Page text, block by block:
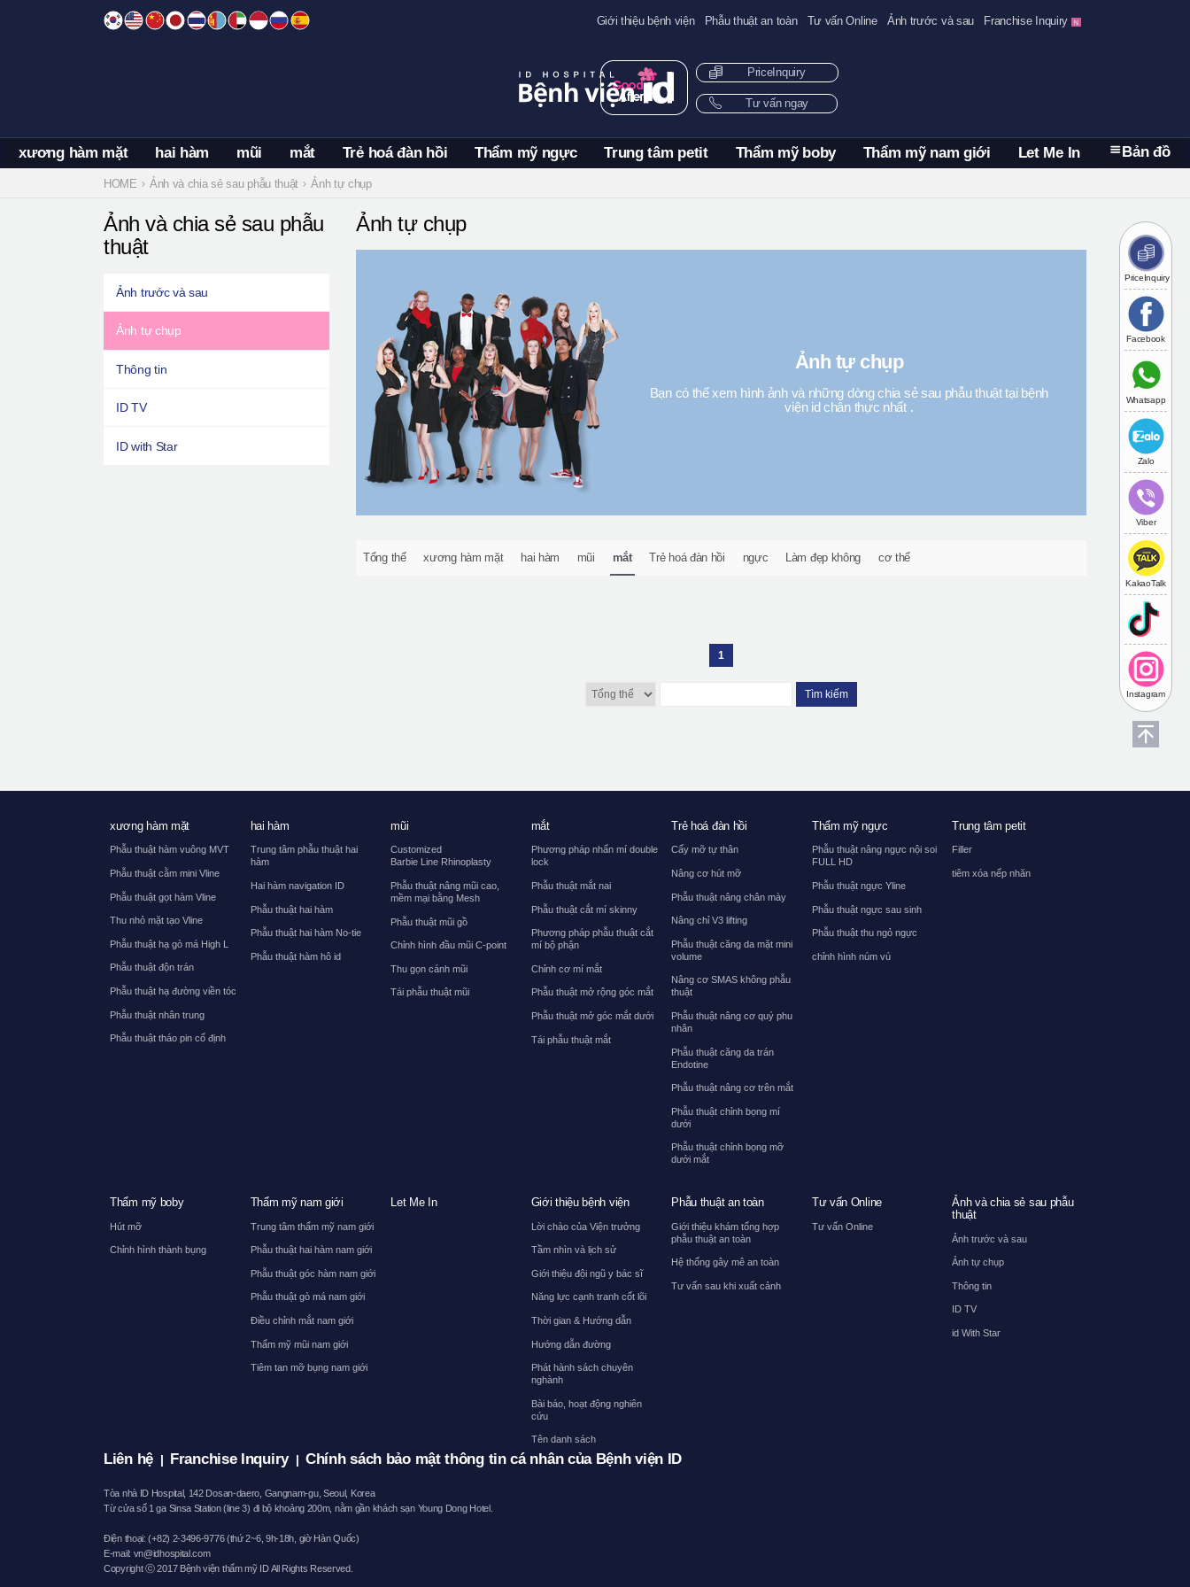
Giới thiệu bệnh viện Phẫu thuật an toàn Tư vấn Online Ảnh trước và sau Franchise Inquiry
xương hàm mặt hai hàm mũi mắt Trẻ hoá đàn hồi Thẩm mỹ ngực Trung tâm petit Thẩm mỹ boby Thẩm mỹ nam giới Let Me In Bản đồ
PriceInquiry
Tư vấn ngay
PriceInquiry
Facebook
Whatsapp
Zalo
Viber
KakaoTalk
Instagram
HOME Ảnh và chia sẻ sau phẫu thuật Ảnh tự chụp
Ảnh tự chụp
Ảnh tự chụp
Bạn có thể xem hình ảnh và những dòng chia sẻ sau phẫu thuật tại bệnh
viện id chân thực nhất .
Tổng thể xương hàm mặt hai hàm mũi mắt Trẻ hoá đàn hồi ngực Làm đẹp không cơ thể
1
Tìm kiếm
Ảnh và chia sẻ sau phẫu
thuật
Ảnh trước và sau
Ảnh tự chụp
Thông tin
ID TV
ID with Star
xương hàm mặt
Phẫu thuật hàm vuông MVT
Phẫu thuật cằm mini Vline
Phẫu thuật gọt hàm Vline
Thu nhỏ mặt tạo Vline
Phẫu thuật hạ gò má High L
Phẫu thuật độn trán
Phẫu thuật hạ đường viền tóc
Phẫu thuật nhân trung
Phẫu thuật tháo pin cố định
hai hàm
Trung tâm phẫu thuật hai
hàm
Hai hàm navigation ID
Phẫu thuật hai hàm
Phẫu thuật hai hàm No-tie
Phẫu thuật hàm hô id
mũi
Customized
Barbie Line Rhinoplasty
Phẫu thuật nâng mũi cao,
mềm mại bằng Mesh
Phẫu thuật mũi gồ
Chỉnh hình đầu mũi C-point
Thu gọn cánh mũi
Tái phẫu thuật mũi
mắt
Phương pháp nhấn mí double
lock
Phẫu thuật mắt nai
Phẫu thuật cắt mí skinny
Phương pháp phẫu thuật cắt
mí bộ phận
Chỉnh cơ mí mắt
Phẫu thuật mở rộng góc mắt
Phẫu thuật mở góc mắt dưới
Tái phẫu thuật mắt
Trẻ hoá đàn hồi
Cấy mỡ tự thân
Nâng cơ hút mỡ
Phẫu thuật nâng chân mày
Nâng chỉ V3 lifting
Phẫu thuật căng da mặt mini
volume
Nâng cơ SMAS không phẫu
thuật
Phẫu thuật nâng cơ quý phu
nhân
Phẫu thuật căng da trán
Endotine
Phẫu thuật nâng cơ trên mắt
Phẫu thuật chỉnh bọng mí
dưới
Phẫu thuật chỉnh bọng mỡ
dưới mắt
Thẩm mỹ ngực
Phẫu thuật nâng ngực nội soi
FULL HD
Phẫu thuật ngực Yline
Phẫu thuật ngực sau sinh
Phẫu thuật thu ngỏ ngực
chỉnh hình núm vú
Trung tâm petit
Filler
tiêm xóa nếp nhăn
Thẩm mỹ boby
Hút mỡ
Chỉnh hình thành bụng
Thẩm mỹ nam giới
Trung tâm thẩm mỹ nam giới
Phẫu thuật hai hàm nam giới
Phẫu thuật góc hàm nam giới
Phẫu thuật gò má nam giới
Điều chỉnh mắt nam giới
Thẩm mỹ mũi nam giới
Tiêm tan mỡ bụng nam giới
Let Me In Giới thiệu bệnh viện
Lời chào của Viện trưởng
Tầm nhìn và lịch sử
Giới thiệu đội ngũ y bác sĩ
Năng lực cạnh tranh cốt lõi
Thời gian & Hướng dẫn
Hướng dẫn đường
Phát hành sách chuyên
nghành
Bài báo, hoạt động nghiên
cứu
Tên danh sách
Phẫu thuật an toàn
Giới thiệu khám tổng hợp
phẫu thuật an toàn
Hệ thống gây mê an toàn
Tư vấn sau khi xuất cảnh
Tư vấn Online
Tư vấn Online
Ảnh và chia sẻ sau phẫu
thuật
Ảnh trước và sau
Ảnh tự chụp
Thông tin
ID TV
id With Star
Liên hệ | Franchise Inquiry | Chính sách bảo mật thông tin cá nhân của Bệnh viện ID
Tòa nhà ID Hospital, 142 Dosan-daero, Gangnam-gu, Seoul, Korea
Từ cửa số 1 ga Sinsa Station (line 3) đi bộ khoảng 200m, nằm gần khách sạn Young Dong Hotel.
Điện thoại: (+82) 2-3496-9776 (thứ 2~6, 9h-18h, giờ Hàn Quốc)
E-mail: vn@idhospital.com
Copyright ⓒ 2017 Bệnh viện thẩm mỹ ID All Rights Reserved.